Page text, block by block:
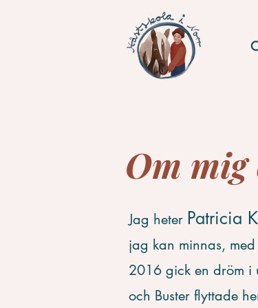
Om
Jag heter Patricia
jag kan minnas,
2016 gick en dröm i
och Buster flyttade